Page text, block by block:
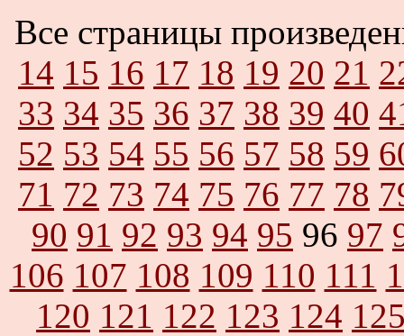
Все страницы
14 15 16 17 18 19 20 21
33 34 35 36 37 38 39 40
52 53 54 55 56 57 58 59
71 72 73 74 75 76 77 78
90 91 92 93 94 95 96 97
106 107 108 109 110 111
120 121 122 123 124